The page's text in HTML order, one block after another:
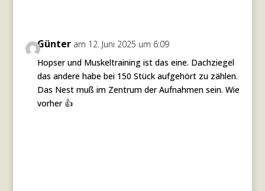
Günter am 12. Juni 2025 um 6:09
Hopser und Muskeltraining ist das eine. Dachziegel
das andere habe bei 150 Stück aufgehört zu zählen.
Das Nest muß im Zentrum der Aufnahmen sein. Wie
vorher 👍